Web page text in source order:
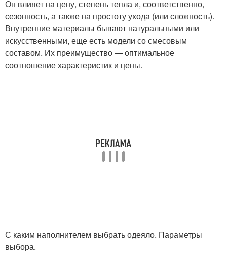
Он влияет на цену, степень тепла и, соответственно,
сезонность, а также на простоту ухода (или сложность).
Внутренние материалы бывают натуральными или
искусственными, еще есть модели со смесовым
составом. Их преимущество — оптимальное
соотношение характеристик и цены.
С каким наполнителем выбрать одеяло. Параметры
выбора.